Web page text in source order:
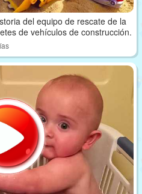
del equipo de rescate de la
de vehículos de construcción.